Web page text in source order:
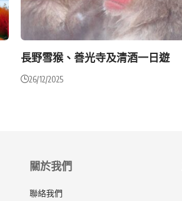
長野雪猴、善光寺及清酒一日遊
26/12/2025
關於我們
聯絡我們